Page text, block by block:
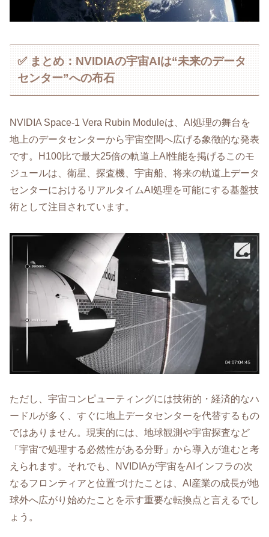
✅ まとめ：NVIDIAの宇宙AIは“未来のデータ
センター”への布石
NVIDIA Space-1 Vera Rubin Moduleは、AI処理の舞台を
地上のデータセンターから宇宙空間へ広げる象徴的な発表
です。H100比で最大25倍の軌道上AI性能を掲げるこのモ
ジュールは、衛星、探査機、宇宙船、将来の軌道上データ
センターにおけるリアルタイムAI処理を可能にする基盤技
術として注目されています。
ただし、宇宙コンピューティングには技術的・経済的なハ
ードルが多く、すぐに地上データセンターを代替するもの
ではありません。現実的には、地球観測や宇宙探査など
「宇宙で処理する必然性がある分野」から導入が進むと考
えられます。それでも、NVIDIAが宇宙をAIインフラの次
なるフロンティアと位置づけたことは、AI産業の成長が地
球外へ広がり始めたことを示す重要な転換点と言えるでし
ょう。